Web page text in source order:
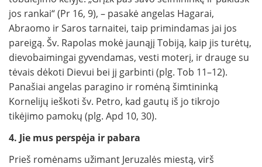
jos rankai“ (Pr 16, 9), – pasakė angelas Hagarai,
Abraomo ir Saros tarnaitei, taip primindamas jai jos
pareigą. Šv. Rapolas mokė jaunąjį Tobiją, kaip jis turėtų,
dievobaimingai gyvendamas, vesti moterį, ir drauge su
tėvais dėkoti Dievui bei jį garbinti (plg. Tob 11–12).
Panašiai angelas paragino ir romėną šimtininką
Kornelijų ieškoti šv. Petro, kad gautų iš jo tikrojo
tikėjimo pamokų (plg. Apd 10, 30).
4. Jie mus perspėja ir pabara
Prieš romėnams užimant Jeruzalės miestą, virš